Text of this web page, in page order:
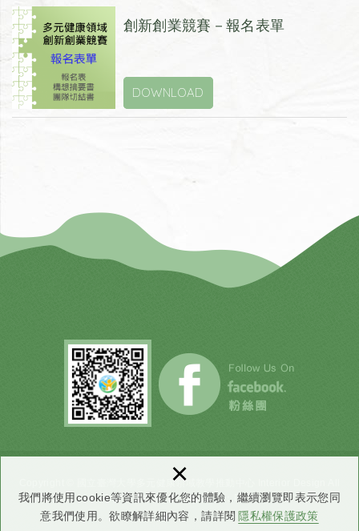
我們將使用cookie等資訊來優化您的體驗，繼續瀏覽即表示您同
意我們使用。欲瞭解詳細內容，請詳閱 隱私權保護政策
×
創新創業競賽－報名表單
DOWNLOAD
Copyright © 國立臺灣大學多元健康領域教學推動中心 Interior Design All
Rights Reserved. 網頁設計：DMO